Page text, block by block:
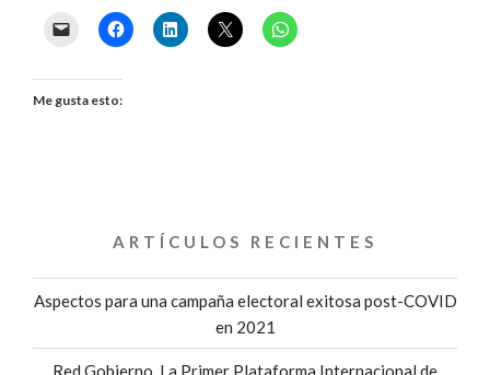
Me gusta esto:
ARTÍCULOS RECIENTES
Aspectos para una campaña electoral exitosa post-COVID
en 2021
Red Gobierno, La Primer Plataforma Internacional de